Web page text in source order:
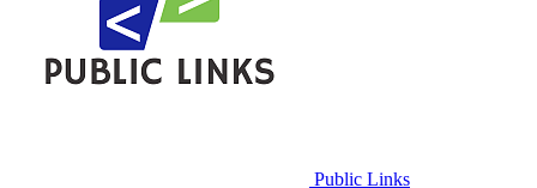
Public Links